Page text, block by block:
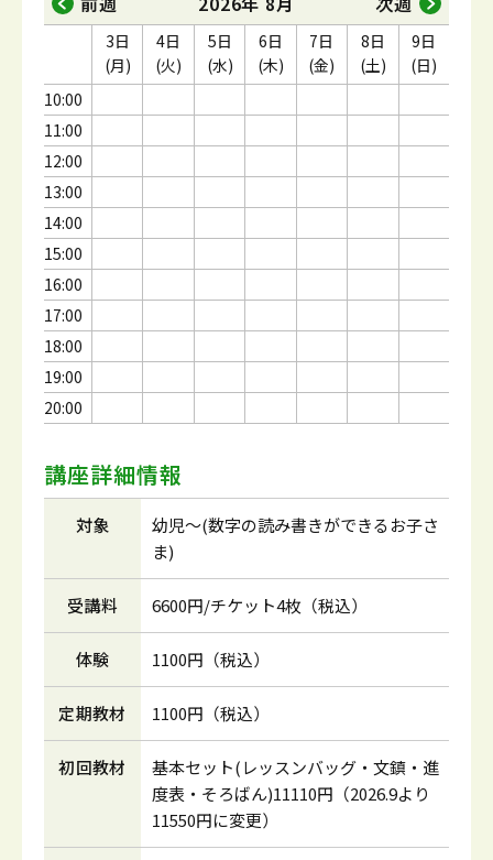
10:00
11:00
12:00
13:00
14:00
15:00
16:00
17:00
18:00
19:00
20:00
3日
(月)
4日
(火)
5日
(水)
6日
(木)
7日
(金)
8日
(土)
9日
(日)
講座詳細情報
対象
幼児～(数字の読み書きができるお子さ
ま)
受講料 6600円/チケット4枚（税込）
体験 1100円（税込）
定期教材 1100円（税込）
初回教材
基本セット(レッスンバッグ・文鎮・進
度表・そろばん)11110円（2026.9より
11550円に変更）